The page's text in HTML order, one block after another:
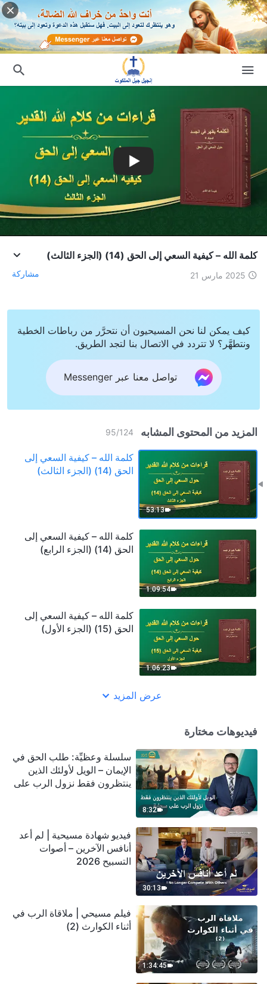
كلمة الله – كيفية السعي إلى الحق (14) (الجزء الثالث)
2025 مارس 21 مشاركة
كيف يمكن لنا نحن المسيحيون أن نتحرَّر من رباطات الخطية
ونتطهَّر؟ لا تتردد في الاتصال بنا لتجد الطريق.
تواصل معنا عبر Messenger
المزيد من المحتوى المشابه 95/124
53:13
كلمة الله – كيفية السعي إلى
الحق (14) (الجزء الثالث)
1:09:54
كلمة الله – كيفية السعي إلى
الحق (14) (الجزء الرابع)
1:06:23
كلمة الله – كيفية السعي إلى
الحق (15) (الجزء الأول)
عرض المزيد
فيديوهات مختارة
8:32
سلسلة وعظيِّة: طلب الحق في
الإيمان – الويل لأولئك الذين
ينتظرون فقط نزول الرب على
30:13
فيديو شهادة مسيحية | لم أعد
أنافس الآخرين – أصوات
التسبيح 2026
1:34:45
فيلم مسيحي | ملاقاة الرب في
أثناء الكوارث (2)